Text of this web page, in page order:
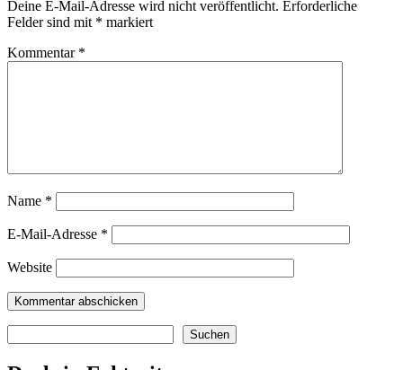
Deine E-Mail-Adresse wird nicht veröffentlicht. Erforderliche
Felder sind mit * markiert
Kommentar *
Name *
E-Mail-Adresse *
Website
Suchen